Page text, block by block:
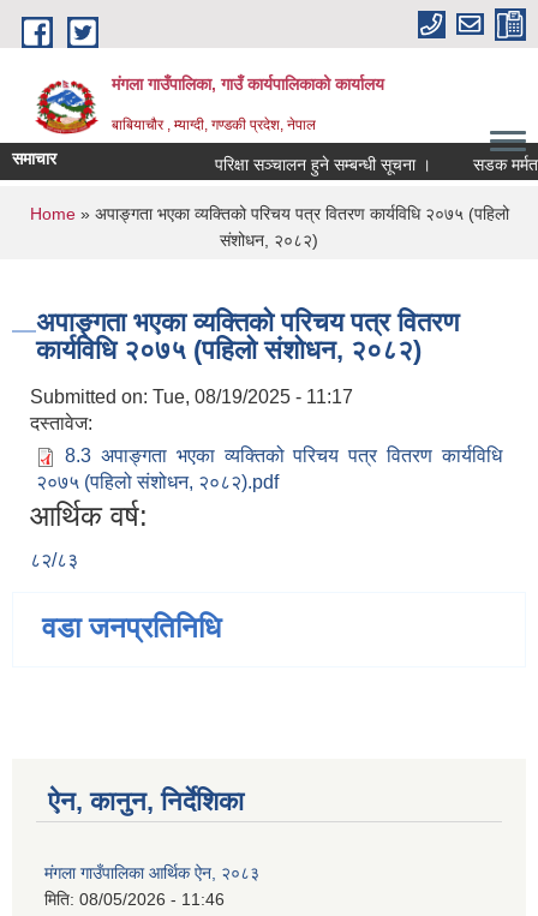
Skip to main content
मंगला गाउँपालिका, गाउँ कार्यपालिकाको कार्यालय
बाबियाचौर , म्याग्दी, गण्डकी प्रदेश, नेपाल
समाचार परिक्षा सञ्चालन हुने सम्बन्धी सूचना । सडक मर्मत
You are here
Home» अपाङ्गता भएका व्यक्तिको परिचय पत्र वितरण कार्यविधि २०७५ (पहिलो
संशोधन, २०८२)
अपाङ्गता भएका व्यक्तिको परिचय पत्र वितरण
कार्यविधि २०७५ (पहिलो संशोधन, २०८२)
Submitted on: Tue, 08/19/2025 - 11:17
दस्तावेज:
8.3 अपाङ्गता भएका व्यक्तिको परिचय पत्र वितरण कार्यविधि
२०७५ (पहिलो संशोधन, २०८२).pdf
आर्थिक वर्ष:
८२/८३
वडा जनप्रतिनिधि
ऐन, कानुन, निर्देशिका
मंगला गाउँपालिका आर्थिक ऐन, २०८३
मिति: 08/05/2026 - 11:46